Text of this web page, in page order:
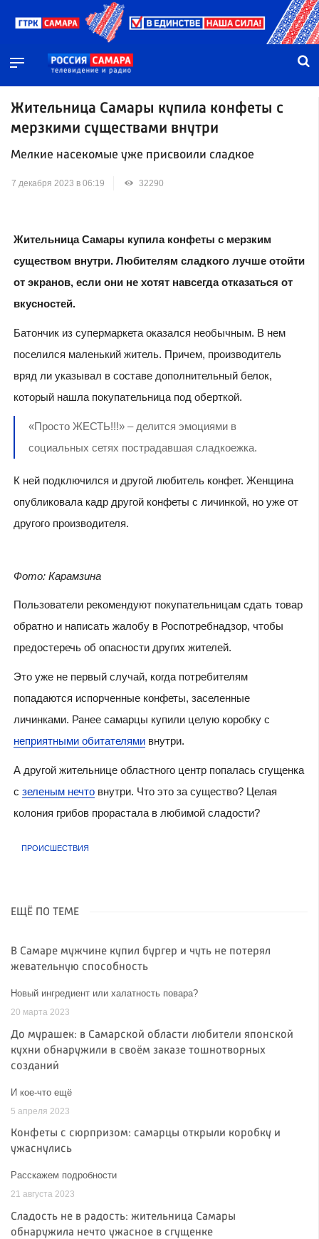
Жительница Самары купила конфеты с
мерзкими существами внутри
Мелкие насекомые уже присвоили сладкое
7 декабря 2023 в 06:19 32290
Жительница Самары купила конфеты с мерзким
существом внутри. Любителям сладкого лучше отойти
от экранов, если они не хотят навсегда отказаться от
вкусностей.
Батончик из супермаркета оказался необычным. В нем
поселился маленький житель. Причем, производитель
вряд ли указывал в составе дополнительный белок,
который нашла покупательница под оберткой.
«Просто ЖЕСТЬ!!!» – делится эмоциями в
социальных сетях пострадавшая сладкоежка.
К ней подключился и другой любитель конфет. Женщина
опубликовала кадр другой конфеты с личинкой, но уже от
другого производителя.
Фото: Карамзина
Пользователи рекомендуют покупательницам сдать товар
обратно и написать жалобу в Роспотребнадзор, чтобы
предостеречь об опасности других жителей.
Это уже не первый случай, когда потребителям
попадаются испорченные конфеты, заселенные
личинками. Ранее самарцы купили целую коробку с
неприятными обитателямивнутри.
А другой жительнице областного центр попалась сгущенка
с зеленым нечтовнутри. Что это за существо? Целая
колония грибов прорастала в любимой сладости?
ПРОИСШЕСТВИЯ
ЕЩЁ ПО ТЕМЕ
В Самаре мужчине купил бургер и чуть не потерял
жевательную способность
Новый ингредиент или халатность повара?
20 марта 2023
До мурашек: в Самарской области любители японской
кухни обнаружили в своём заказе тошнотворных
созданий
И кое-что ещё
5 апреля 2023
Конфеты с сюрпризом: самарцы открыли коробку и
ужаснулись
Расскажем подробности
21 августа 2023
Сладость не в радость: жительница Самары
обнаружила нечто ужасное в сгущенке